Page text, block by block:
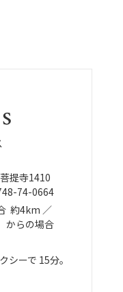
提寺1410
74-0664
約4km ／
からの場合
シーで 15分。